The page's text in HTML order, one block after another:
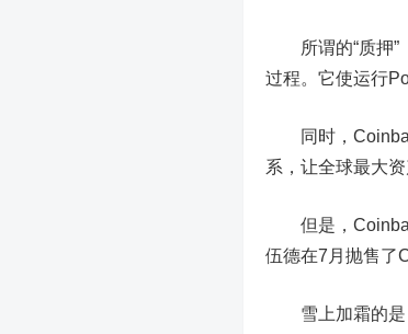
所谓的“质押”
过程。它使运行
同时，
系，让全球最大
但是，
伍德在7 月 抛售了
雪上加霜的是